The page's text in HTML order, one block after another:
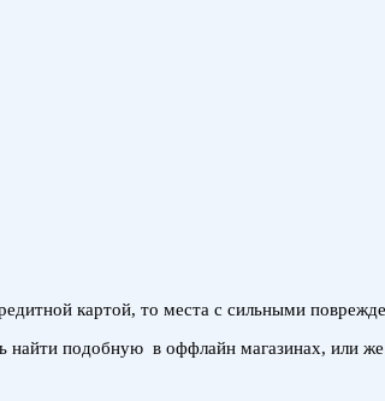
картой, то места с сильными
найти подобную в оффлайн магазинах, или же